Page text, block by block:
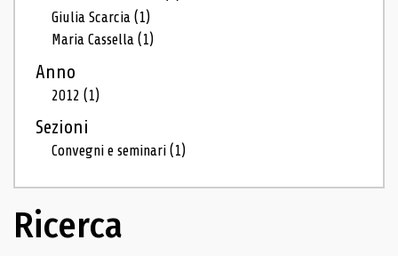
Giulia Scarcia(1)
Maria Cassella(1)
Anno
2012(1)
Sezioni
Convegni e seminari(1)
Ricerca